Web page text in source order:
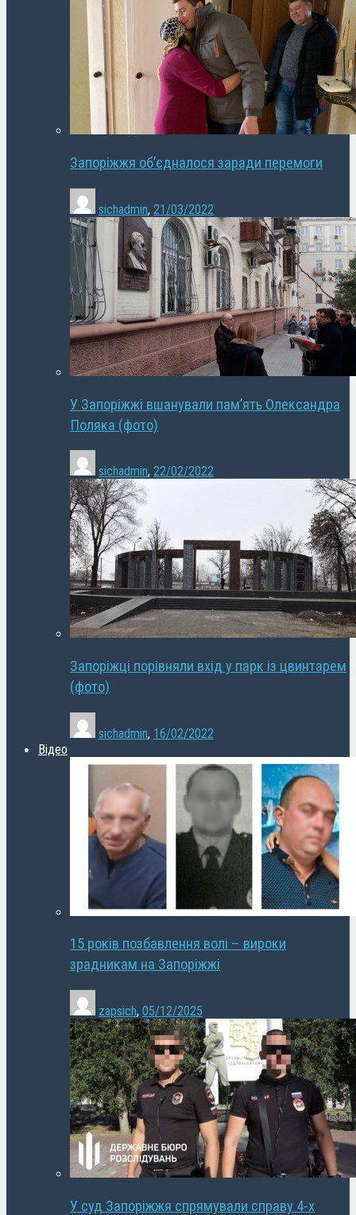
Запоріжжя об’єдналося заради перемоги
sichadmin, 21/03/2022
У Запоріжжі вшанували пам’ять Олександра
Поляка (фото)
sichadmin, 22/02/2022
Запоріжці порівняли вхід у парк із цвинтарем
(фото)
sichadmin, 16/02/2022
Відео
15 років позбавлення волі – вироки
зрадникам на Запоріжжі
zapsich, 05/12/2025
У суд Запоріжжя спрямували справу 4-х